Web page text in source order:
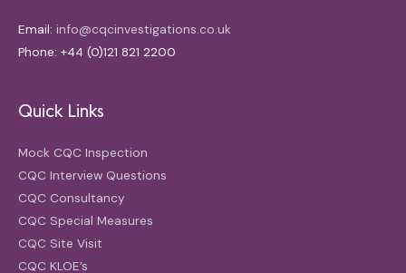
Email: info@cqcinvestigations.co.uk
Phone: +44 (0)121 821 2200
Quick Links
Mock CQC Inspection
CQC Interview Questions
CQC Consultancy
CQC Special Measures
CQC Site Visit
CQC KLOE’s